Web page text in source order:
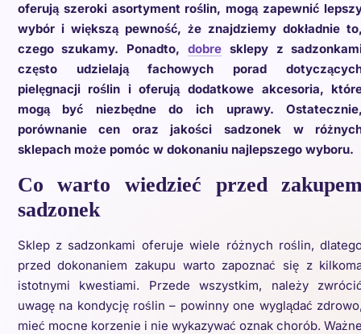
oferują szeroki asortyment roślin, mogą zapewnić
wybór i większą pewność, że znajdziemy dokładnie
czego szukamy. Ponadto, dobre sklepy z
często udzielają fachowych porad
pielęgnacji roślin i oferują dodatkowe akcesoria,
mogą być niezbędne do ich uprawy.
porównanie cen oraz jakości sadzonek w
sklepach może pomóc w dokonaniu najlepszego wyboru.
Co warto wiedzieć przed
sadzonek
Sklep z sadzonkami oferuje wiele różnych roślin,
przed dokonaniem zakupu warto zapoznać się z
istotnymi kwestiami. Przede wszystkim, należy
uwagę na kondycję roślin – powinny one wyglądać
mieć mocne korzenie i nie wykazywać oznak chorób.